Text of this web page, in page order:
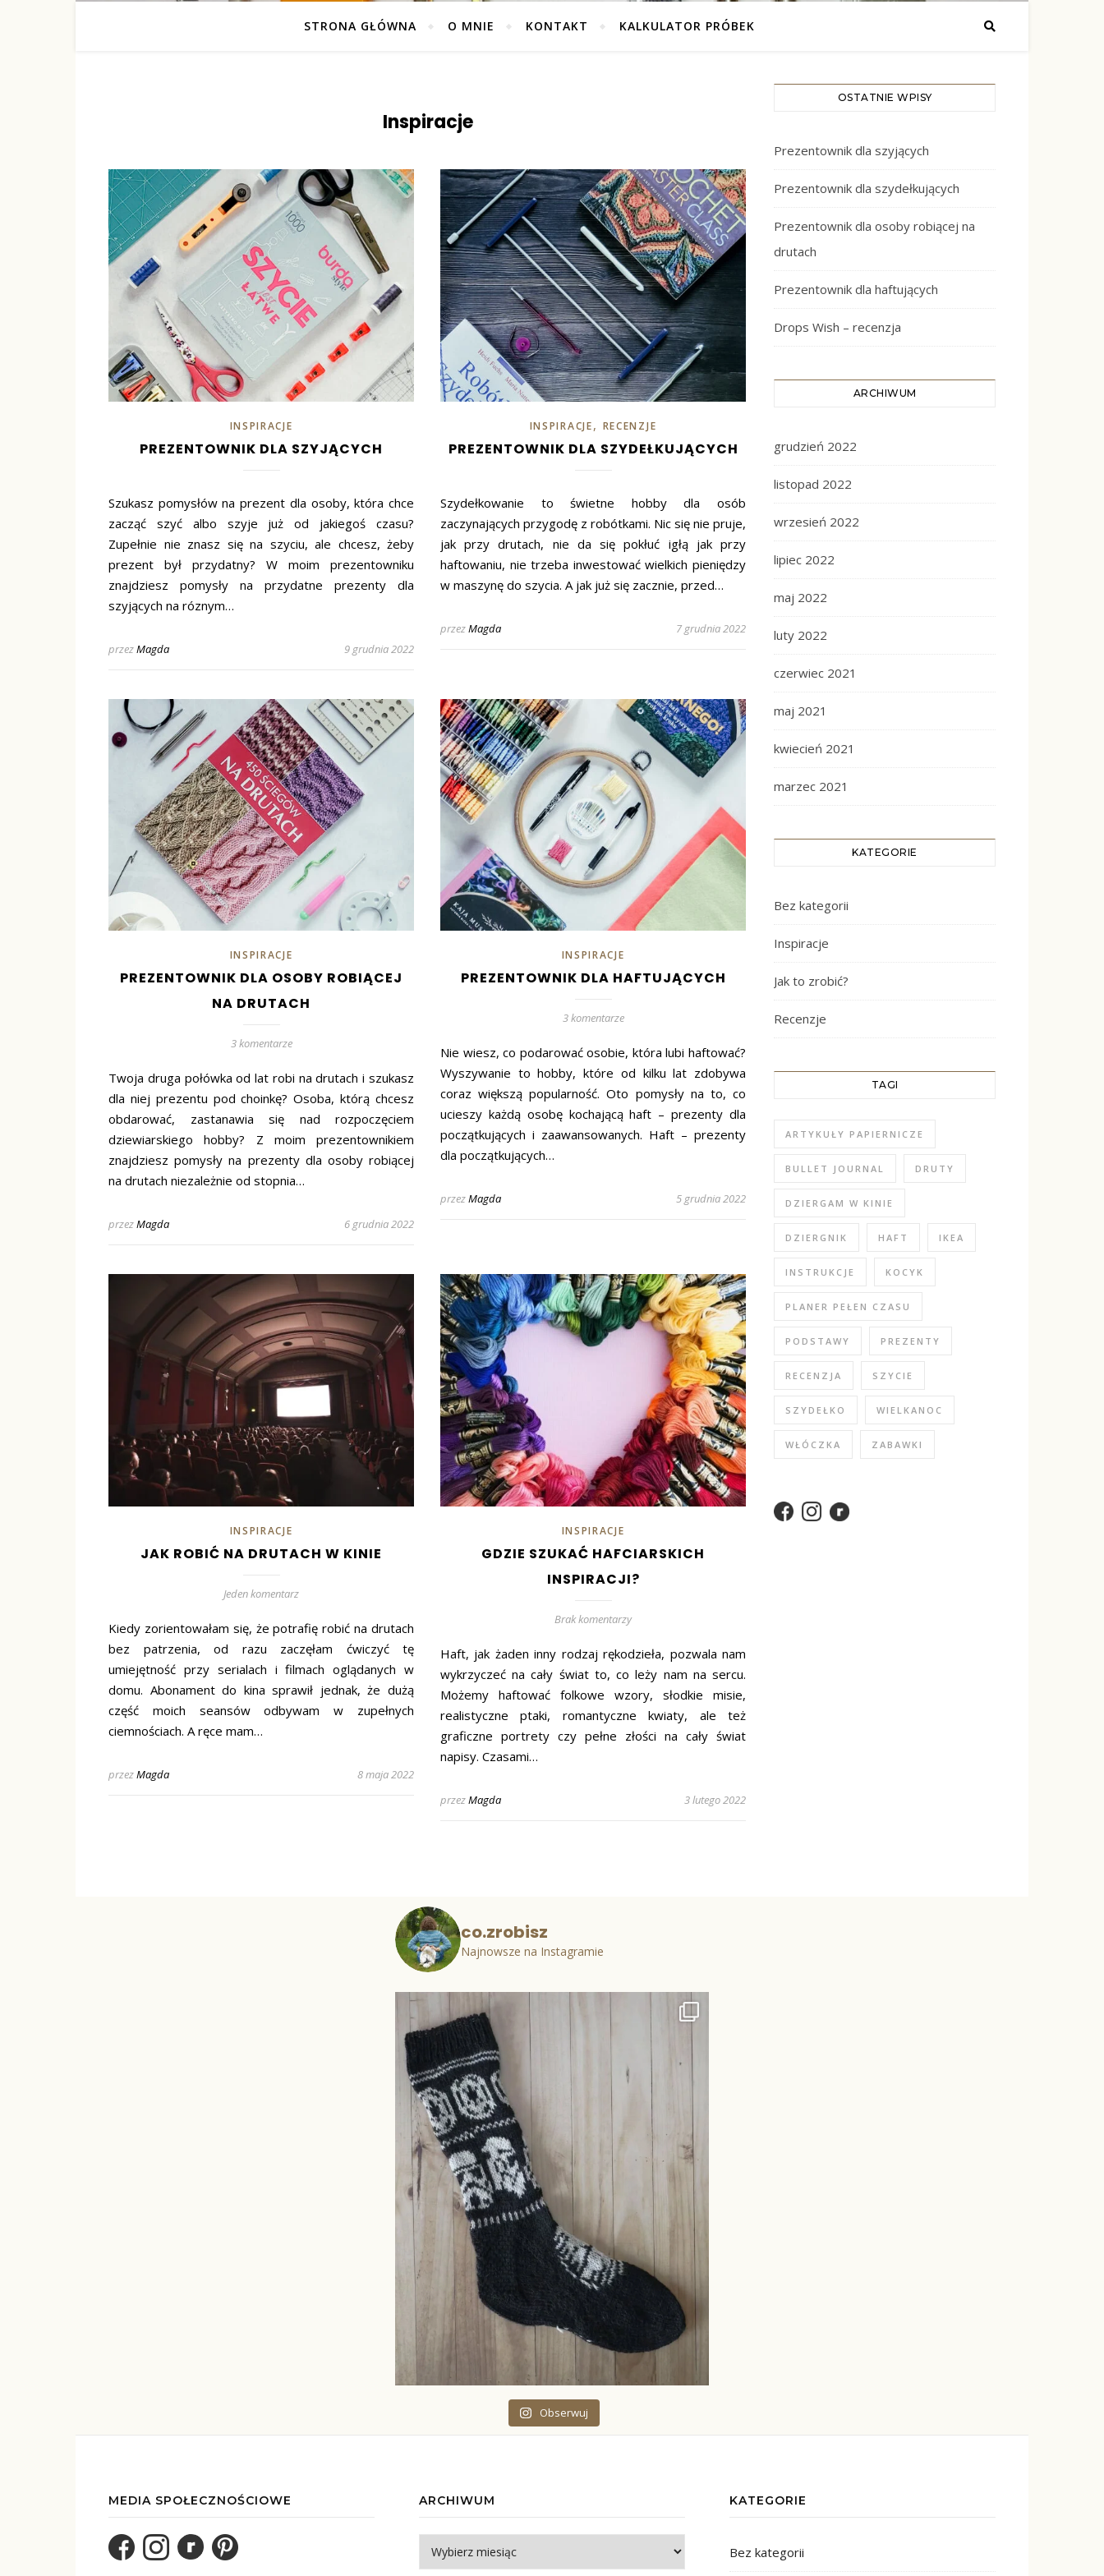
STRONA GŁÓWNA O MNIE KONTAKT KALKULATOR PRÓBEK
Inspiracje
INSPIRACJE
PREZENTOWNIK DLA SZYJĄCYCH
Szukasz pomysłów na prezent dla osoby, która chce
zacząć szyć albo szyje już od jakiegoś czasu?
Zupełnie nie znasz się na szyciu, ale chcesz, żeby
prezent był przydatny? W moim prezentowniku
znajdziesz pomysły na przydatne prezenty dla
szyjących na róznym…
przezMagda 9 grudnia 2022
INSPIRACJE, RECENZJE
PREZENTOWNIK DLA SZYDEŁKUJĄCYCH
Szydełkowanie to świetne hobby dla osób
zaczynających przygodę z robótkami. Nic się nie pruje,
jak przy drutach, nie da się pokłuć igłą jak przy
haftowaniu, nie trzeba inwestować wielkich pieniędzy
w maszynę do szycia. A jak już się zacznie, przed…
przezMagda 7 grudnia 2022
INSPIRACJE
PREZENTOWNIK DLA OSOBY ROBIĄCEJ
NA DRUTACH
3 komentarze
Twoja druga połówka od lat robi na drutach i szukasz
dla niej prezentu pod choinkę? Osoba, którą chcesz
obdarować, zastanawia się nad rozpoczęciem
dziewiarskiego hobby? Z moim prezentownikiem
znajdziesz pomysły na prezenty dla osoby robiącej
na drutach niezależnie od stopnia…
przezMagda 6 grudnia 2022
INSPIRACJE
PREZENTOWNIK DLA HAFTUJĄCYCH
3 komentarze
Nie wiesz, co podarować osobie, która lubi haftować?
Wyszywanie to hobby, które od kilku lat zdobywa
coraz większą popularność. Oto pomysły na to, co
ucieszy każdą osobę kochającą haft – prezenty dla
początkujących i zaawansowanych. Haft – prezenty
dla początkujących…
przezMagda 5 grudnia 2022
INSPIRACJE
JAK ROBIĆ NA DRUTACH W KINIE
Jeden komentarz
Kiedy zorientowałam się, że potrafię robić na drutach
bez patrzenia, od razu zaczęłam ćwiczyć tę
umiejętność przy serialach i filmach oglądanych w
domu. Abonament do kina sprawił jednak, że dużą
część moich seansów odbywam w zupełnych
ciemnościach. A ręce mam…
przezMagda 8 maja 2022
INSPIRACJE
GDZIE SZUKAĆ HAFCIARSKICH
INSPIRACJI?
Brak komentarzy
Haft, jak żaden inny rodzaj rękodzieła, pozwala nam
wykrzyczeć na cały świat to, co leży nam na sercu.
Możemy haftować folkowe wzory, słodkie misie,
realistyczne ptaki, romantyczne kwiaty, ale też
graficzne portrety czy pełne złości na cały świat
napisy. Czasami…
przezMagda 3 lutego 2022
OSTATNIE WPISY
Prezentownik dla szyjących
Prezentownik dla szydełkujących
Prezentownik dla osoby robiącej na
drutach
Prezentownik dla haftujących
Drops Wish – recenzja
ARCHIWUM
grudzień 2022
listopad 2022
wrzesień 2022
lipiec 2022
maj 2022
luty 2022
czerwiec 2021
maj 2021
kwiecień 2021
marzec 2021
KATEGORIE
Bez kategorii
Inspiracje
Jak to zrobić?
Recenzje
TAGI
ARTYKUŁY PAPIERNICZE
BULLET JOURNAL DRUTY
DZIERGAM W KINIE
DZIERGNIK HAFT IKEA
INSTRUKCJE KOCYK
PLANER PEŁEN CZASU
PODSTAWY PREZENTY
RECENZJA SZYCIE
SZYDEŁKO WIELKANOC
WŁÓCZKA ZABAWKI
co.zrobisz
Najnowsze na Instagramie
Obserwuj
MEDIA SPOŁECZNOŚCIOWE ARCHIWUM
Archiwum
KATEGORIE
Bez kategorii